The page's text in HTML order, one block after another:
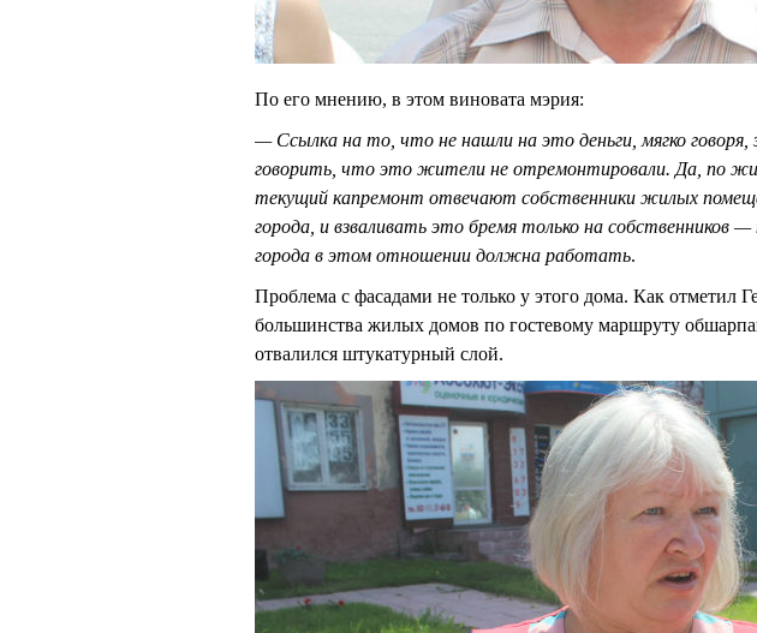
По его мнению, в этом виновата мэрия:
— Ссылка на то, что не нашли на это деньги, мягко говоря,
говорить, что это жители не отремонтировали. Да, по
текущий капремонт отвечают собственники жилых
города, и взваливать это бремя только на собственников
города в этом отношении должна работать.
Проблема с фасадами не только у этого дома. Как
большинства жилых домов по гостевому маршруту
отвалился штукатурный слой.